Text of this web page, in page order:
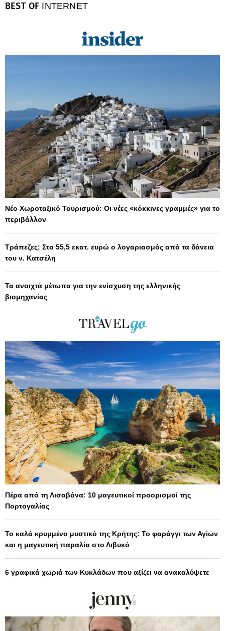
BEST OF INTERNET
Νέο Χωροταξικό Τουρισμού: Οι νέες «κόκκινες γραμμές» για το
περιβάλλον
Τράπεζες: Στα 55,5 εκατ. ευρώ ο λογαριασμός από τα δάνεια
του ν. Κατσέλη
Τα ανοιχτά μέτωπα για την ενίσχυση της ελληνικής
βιομηχανίας
Πέρα από τη Λισαβόνα: 10 μαγευτικοί προορισμοί της
Πορτογαλίας
Το καλά κρυμμένο μυστικό της Κρήτης: Το φαράγγι των Αγίων
και η μαγευτική παραλία στο Λιβυκό
6 γραφικά χωριά των Κυκλάδων που αξίζει να ανακαλύψετε